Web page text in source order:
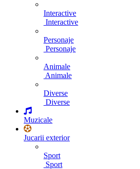
Interactive
Interactive
Personaje
Personaje
Animale
Animale
Diverse
Diverse
Muzicale
Jucarii exterior
Sport
Sport